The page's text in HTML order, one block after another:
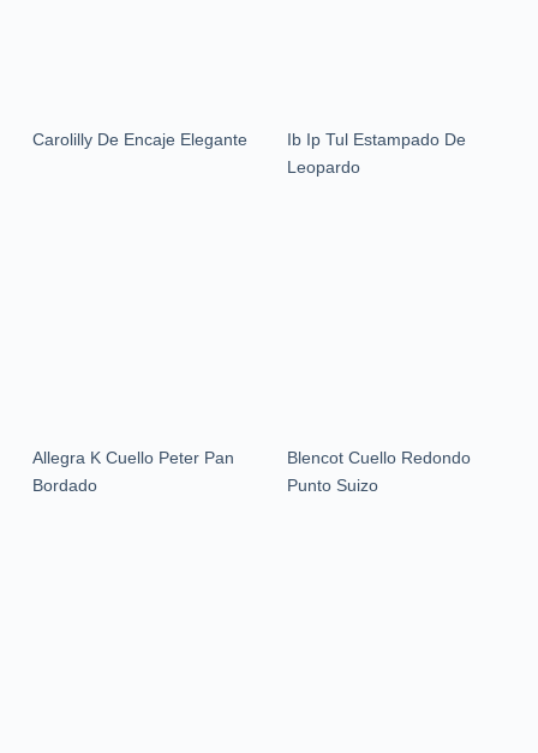
Carolilly De Encaje Elegante
Ib Ip Tul Estampado De
Leopardo
Allegra K Cuello Peter Pan
Bordado
Blencot Cuello Redondo
Punto Suizo